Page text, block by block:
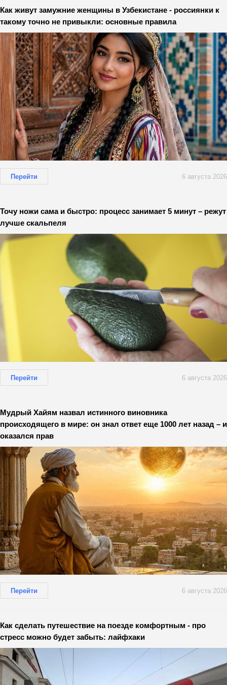
Как живут замужние женщины в Узбекистане - россиянки к
такому точно не привыкли: основные правила
Перейти 6 августа 2026
Точу ножи сама и быстро: процесс занимает 5 минут – режут
лучше скальпеля
Перейти 6 августа 2026
Мудрый Хайям назвал истинного виновника
происходящего в мире: он знал ответ еще 1000 лет назад – и
оказался прав
Перейти 6 августа 2026
Как сделать путешествие на поезде комфортным - про
стресс можно будет забыть: лайфхаки